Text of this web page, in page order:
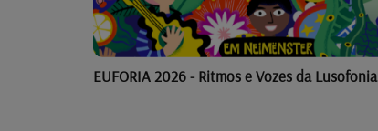
EUFORIA 2026 - Ritmos e Vozes da Lusofonia